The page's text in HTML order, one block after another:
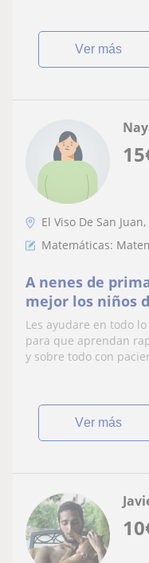
ver más
15
El Viso De San
Matemáticas:
A nenes de
mejor los niños
Les ayudare en todo
para que aprendan
y sobre todo con
ver más
10